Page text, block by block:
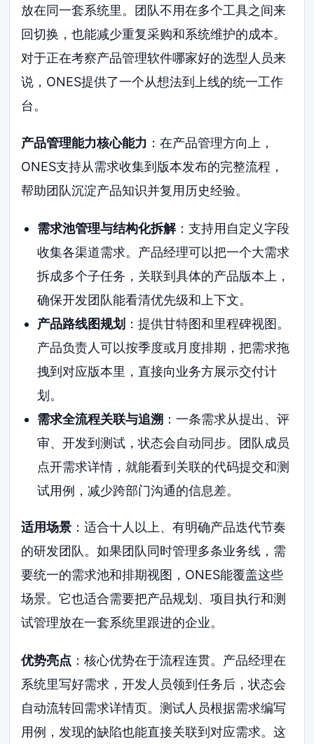
放在同一套系统里。团队不用在多个工具之间来
回切换，也能减少重复采购和系统维护的成本。
对于正在考察产品管理软件哪家好的选型人员来
说，ONES提供了一个从想法到上线的统一工作
台。
产品管理能力核心能力 ：在产品管理方向上，
ONES支持从需求收集到版本发布的完整流程，
帮助团队沉淀产品知识并复用历史经验。
需求池管理与结构化拆解：支持用自定义字段
收集各渠道需求。产品经理可以把一个大需求
拆成多个子任务，关联到具体的产品版本上，
确保开发团队能看清优先级和上下文。
产品路线图规划 ：提供甘特图和里程碑视图。
产品负责人可以按季度或月度排期，把需求拖
拽到对应版本里，直接向业务方展示交付计
划。
需求全流程关联与追溯 ：一条需求从提出、评
审、开发到测试，状态会自动同步。团队成员
点开需求详情，就能看到关联的代码提交和测
试用例，减少跨部门沟通的信息差。
适用场景 ：适合十人以上、有明确产品迭代节奏
的研发团队。如果团队同时管理多条业务线，需
要统一的需求池和排期视图，ONES能覆盖这些
场景。它也适合需要把产品规划、项目执行和测
试管理放在一套系统里跟进的企业。
优势亮点 ：核心优势在于流程连贯。产品经理在
系统里写好需求，开发人员领到任务后，状态会
自动流转回需求详情页。测试人员根据需求编写
用例，发现的缺陷也能直接关联到对应需求。这